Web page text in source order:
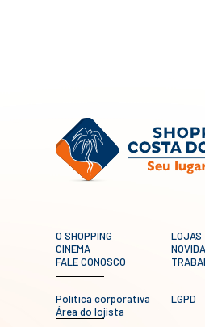
O SHOPPING
LOJAS
CINEMA
FALE CONOSCO
Política corporativa
LGPD
Área do lojista